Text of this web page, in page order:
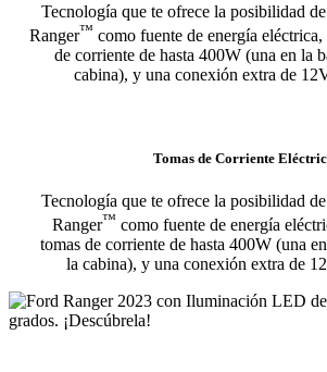
Tecnología que te ofrece la posibilidad
Ranger™ como fuente de energía eléctrica,
de corriente de hasta 400W (una en la
cabina), y una conexión extra de
Tomas de Corriente
Tecnología que te ofrece la posibilidad
Ranger™ como fuente de energía
tomas de corriente de hasta 400W (una
la cabina), y una conexión extra de